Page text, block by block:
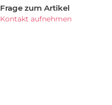
Frage zum Artikel
Kontakt aufnehmen